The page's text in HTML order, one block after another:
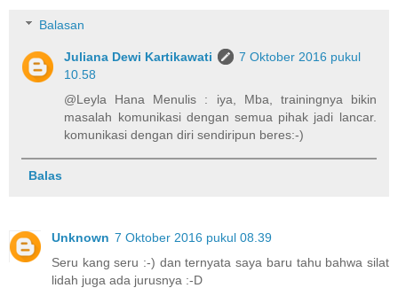
Balasan
Juliana Dewi Kartikawati
7 Oktober 2016 pukul
10.58
@Leyla Hana Menulis : iya, Mba, trainingnya bikin
masalah komunikasi dengan semua pihak jadi lancar.
komunikasi dengan diri sendiripun beres:-)
Balas
Unknown 7 Oktober 2016 pukul 08.39
Seru kang seru :-) dan ternyata saya baru tahu bahwa silat
lidah juga ada jurusnya :-D